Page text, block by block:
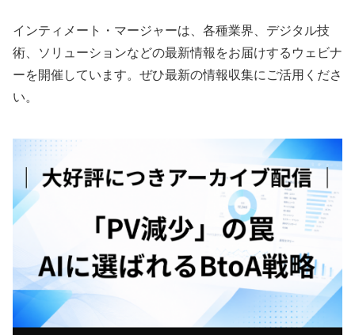
インティメート・マージャーは、各種業界、デジタル技
術、ソリューションなどの最新情報をお届けするウェビナ
ーを開催しています。ぜひ最新の情報収集にご活用くださ
い。